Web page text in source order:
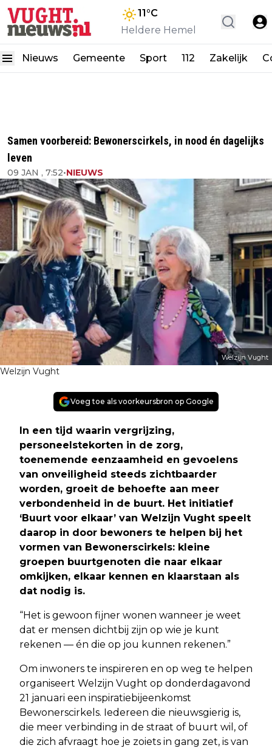
11°C
Heldere Hemel
Nieuws Gemeente Sport 112 Zakelijk
Samen voorbereid: Bewonerscirkels, in nood én dagelijks
leven
09 JAN , 7:52•NIEUWS
Welzijn Vught
Welzijn Vught
Voeg toe als voorkeursbron op Google
In een tijd waarin vergrijzing,
personeelstekorten in de zorg,
toenemende eenzaamheid en gevoelens
van onveiligheid steeds zichtbaarder
worden, groeit de behoefte aan meer
verbondenheid in de buurt. Het initiatief
‘Buurt voor elkaar’ van Welzijn Vught speelt
daarop in door bewoners te helpen bij het
vormen van Bewonerscirkels: kleine
groepen buurtgenoten die naar elkaar
omkijken, elkaar kennen en klaarstaan als
dat nodig is.
“Het is gewoon fijner wonen wanneer je weet
dat er mensen dichtbij zijn op wie je kunt
rekenen — én die op jou kunnen rekenen.”
Om inwoners te inspireren en op weg te helpen
organiseert Welzijn Vught op donderdagavond
21 januari een inspiratiebijeenkomst
Bewonerscirkels. Iedereen die nieuwsgierig is,
die meer verbinding in de straat of buurt wil, of
die zich afvraagt hoe je zoiets in gang zet, is van